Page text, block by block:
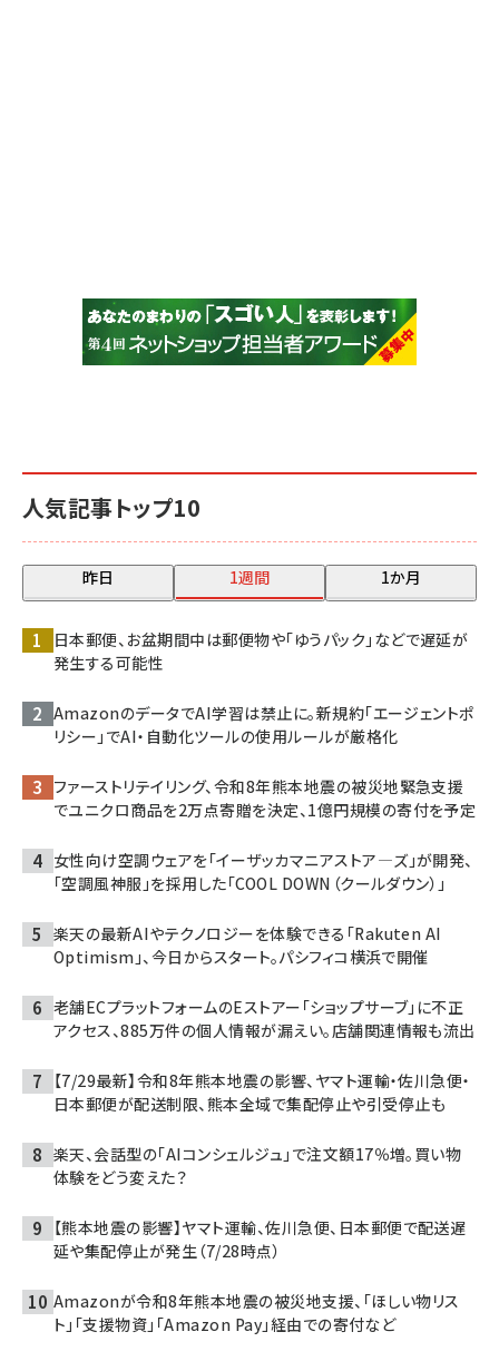
人気記事トップ10
昨日 1週間 1か月
日本郵便、お盆期間中は郵便物や「ゆうパック」などで遅延が
発生する可能性
AmazonのデータでAI学習は禁止に。新規約「エージェントポ
リシー」でAI・自動化ツールの使用ルールが厳格化
ファーストリテイリング、令和8年熊本地震の被災地緊急支援
でユニクロ商品を2万点寄贈を決定、1億円規模の寄付を予定
女性向け空調ウェアを「イーザッカマニアストア―ズ」が開発、
「空調風神服」を採用した「COOL DOWN（クールダウン）」
楽天の最新AIやテクノロジーを体験できる「Rakuten AI
Optimism」、今日からスタート。パシフィコ横浜で開催
老舗ECプラットフォームのEストアー「ショップサーブ」に不正
アクセス、885万件の個人情報が漏えい。店舗関連情報も流出
【7/29最新】令和8年熊本地震の影響、ヤマト運輸・佐川急便・
日本郵便が配送制限、熊本全域で集配停止や引受停止も
楽天、会話型の「AIコンシェルジュ」で注文額17％増。買い物
体験をどう変えた？
【熊本地震の影響】ヤマト運輸、佐川急便、日本郵便で配送遅
延や集配停止が発生（7/28時点）
Amazonが令和8年熊本地震の被災地支援、「ほしい物リス
ト」「支援物資」「Amazon Pay」経由での寄付など